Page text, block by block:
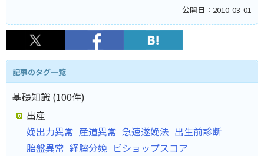
公開日：2010-03-01
記事のタグ一覧
基礎知識 (100件)
出産
娩出力異常 産道異常 急速遂娩法 出生前診断
胎盤異常 経腟分娩 ビショップスコア